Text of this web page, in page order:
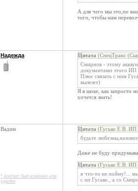
А для чего мы это,по
того, чтобы нам
Надежда Цитата (СпецТранс
Смирнов - этому
документами этого ИП
Плюс связать с ним
вылезет)
Я в шоке, как запросто
хочется знать!
Вадим
* контакт был изменен или
удален
Цитата (Гусько Е.В. ИП
будьте
Даже не буду
Цитата (Гусько Е.В. ИП
я что-то не пойму!... мы
с ип Гусько., а со